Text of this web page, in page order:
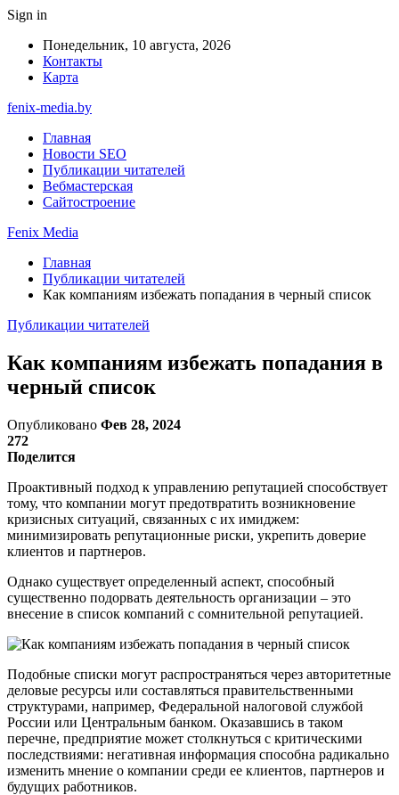
Sign in
Понедельник, 10 августа, 2026
Контакты
Карта
fenix-media.by
Главная
Новости SEO
Публикации читателей
Вебмастерская
Сайтостроение
Fenix Media
Главная
Публикации читателей
Как компаниям избежать попадания в черный список
Публикации читателей
Как компаниям избежать попадания в
черный список
Опубликовано Фев 28, 2024
272
Поделится
Проактивный подход к управлению репутацией способствует
тому, что компании могут предотвратить возникновение
кризисных ситуаций, связанных с их имиджем:
минимизировать репутационные риски, укрепить доверие
клиентов и партнеров.
Однако существует определенный аспект, способный
существенно подорвать деятельность организации – это
внесение в список компаний с сомнительной репутацией.
Подобные списки могут распространяться через авторитетные
деловые ресурсы или составляться правительственными
структурами, например, Федеральной налоговой службой
России или Центральным банком. Оказавшись в таком
перечне, предприятие может столкнуться с критическими
последствиями: негативная информация способна радикально
изменить мнение о компании среди ее клиентов, партнеров и
будущих работников.